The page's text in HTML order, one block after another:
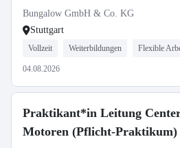
Bungalow GmbH & Co. KG
Stuttgart
Vollzeit Weiterbildungen Flexible
04.08.2026
Praktikant*in Leitung
Motoren (Pflicht-Praktikum)